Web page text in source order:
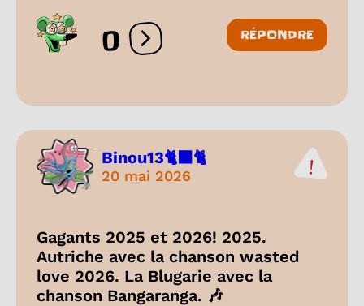
0 Ouvrir les réactions
RÉPONDRE
Binou13🐈‍⬛🐈
20 mai 2026
Gagants 2025 et 2026! 2025.
Autriche avec la chanson wasted
love 2026. La Blugarie avec la
chanson Bangaranga. 🎶